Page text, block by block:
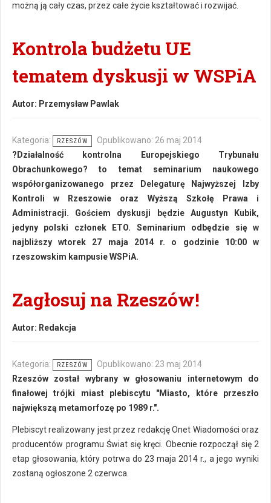
możną ją cały czas, przez całe życie kształtować i rozwijać.
Kontrola budżetu UE
tematem dyskusji w WSPiA
Autor: Przemysław Pawlak
Kategoria: RZESZÓW
Opublikowano: 26 maj 2014
?Działalność kontrolna Europejskiego Trybunału
Obrachunkowego? to temat seminarium naukowego
współorganizowanego przez Delegaturę Najwyższej Izby
Kontroli w Rzeszowie oraz Wyższą Szkołę Prawa i
Administracji. Gościem dyskusji będzie Augustyn Kubik,
jedyny polski członek ETO. Seminarium odbędzie się w
najbliższy wtorek 27 maja 2014 r. o godzinie 10:00 w
rzeszowskim kampusie WSPiA.
Zagłosuj na Rzeszów!
Autor: Redakcja
Kategoria: RZESZÓW
Opublikowano: 23 maj 2014
Rzeszów został wybrany w głosowaniu internetowym do
finałowej trójki miast plebiscytu "Miasto, które przeszło
największą metamorfozę po 1989 r.".
Plebiscyt realizowany jest przez redakcję Onet Wiadomości oraz
producentów programu Świat się kręci. Obecnie rozpoczął się 2
etap głosowania, który potrwa do 23 maja 2014 r., a jego wyniki
zostaną ogłoszone 2 czerwca.